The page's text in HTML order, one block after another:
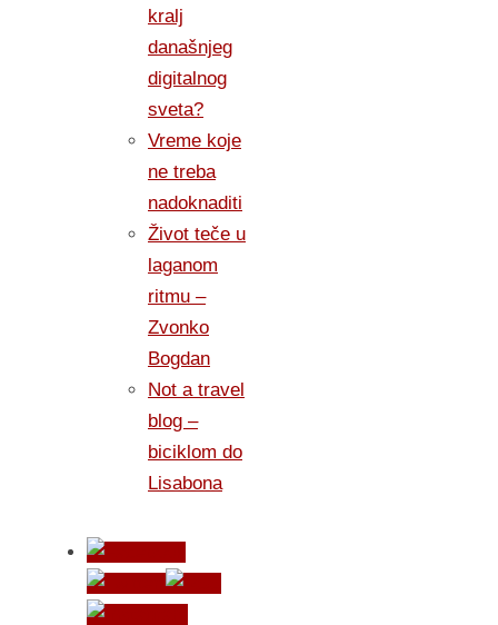
kralj
današnjeg
digitalnog
sveta?
Vreme koje
ne treba
nadoknaditi
Život teče u
laganom
ritmu –
Zvonko
Bogdan
Not a travel
blog –
biciklom do
Lisabona